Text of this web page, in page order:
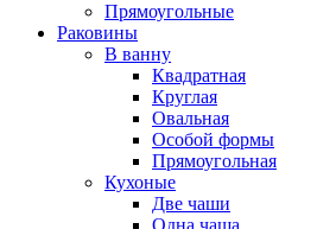
Прямоугольные
Раковины
В ванну
Квадратная
Круглая
Овальная
Особой формы
Прямоугольная
Кухоные
Две чаши
Одна чаша